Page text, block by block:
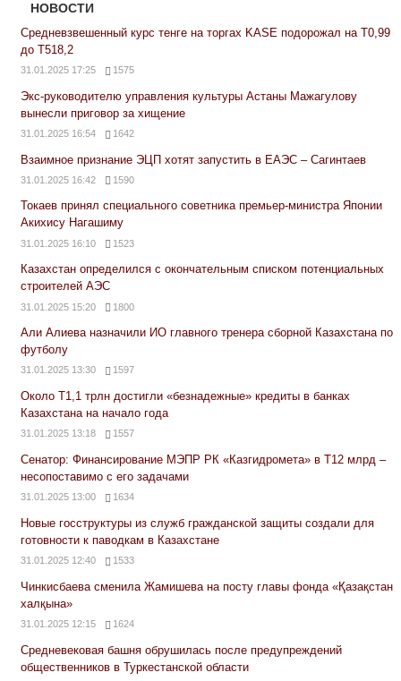
НОВОСТИ
Средневзвешенный курс тенге на торгах KASE подорожал на Т0,99
до Т518,2
31.01.2025 17:25 1575
Экс-руководителю управления культуры Астаны Мажагулову
вынесли приговор за хищение
31.01.2025 16:54 1642
Взаимное признание ЭЦП хотят запустить в ЕАЭС – Сагинтаев
31.01.2025 16:42 1590
Токаев принял специального советника премьер-министра Японии
Акихису Нагашиму
31.01.2025 16:10 1523
Казахстан определился с окончательным списком потенциальных
строителей АЭС
31.01.2025 15:20 1800
Али Алиева назначили ИО главного тренера сборной Казахстана по
футболу
31.01.2025 13:30 1597
Около Т1,1 трлн достигли «безнадежные» кредиты в банках
Казахстана на начало года
31.01.2025 13:18 1557
Сенатор: Финансирование МЭПР РК «Казгидромета» в Т12 млрд –
несопоставимо с его задачами
31.01.2025 13:00 1634
Новые госструктуры из служб гражданской защиты создали для
готовности к паводкам в Казахстане
31.01.2025 12:40 1533
Чинкисбаева сменила Жамишева на посту главы фонда «Қазақстан
халқына»
31.01.2025 12:15 1624
Средневековая башня обрушилась после предупреждений
общественников в Туркестанской области